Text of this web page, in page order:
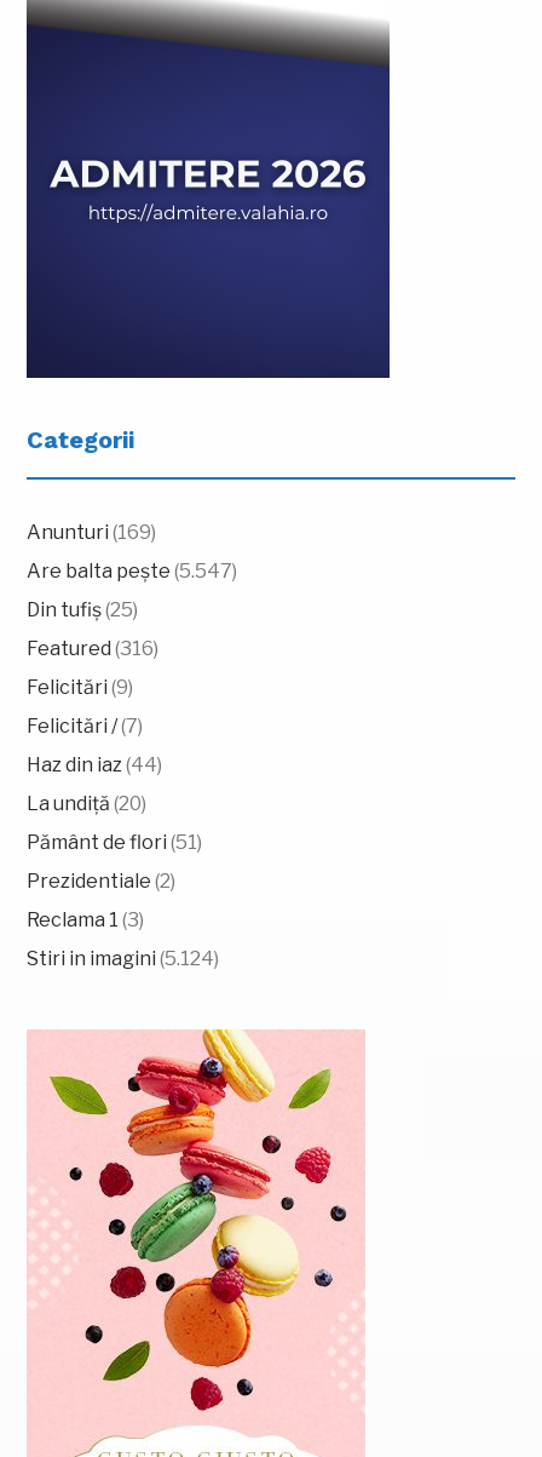
Categorii
Anunturi (169)
Are balta pește (5.547)
Din tufiș(25)
Featured (316)
Felicitări (9)
Felicitări /(7)
Haz din iaz (44)
La undiță (20)
Pământ de flori (51)
Prezidentiale (2)
Reclama 1 (3)
Stiri in imagini (5.124)